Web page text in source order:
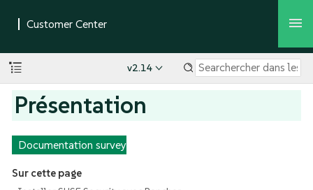
v2.14
Présentation
Documentation survey
Sur cette page